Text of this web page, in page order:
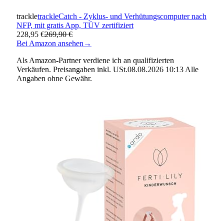
trackletrackleCatch - Zyklus- und Verhütungscomputer nach
NFP, mit gratis App, TÜV zertifiziert
228,95 €269,90 €
Bei Amazon ansehen →
Als Amazon-Partner verdiene ich an qualifizierten
Verkäufen. Preisangaben inkl. USt.08.08.2026 10:13 Alle
Angaben ohne Gewähr.